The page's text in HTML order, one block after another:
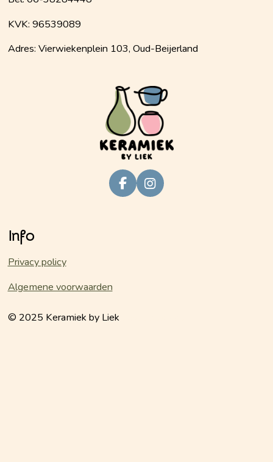
KVK: 96539089
Adres: Vierwiekenplein 103, Oud-Beijerland
F
a
I
n
Info
Privacy policy
Algemene voorwaarden
© 2025 Keramiek by Liek